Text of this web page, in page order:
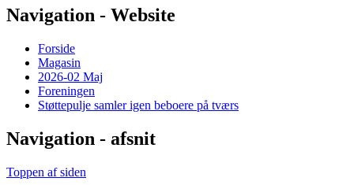
Navigation - Website
Forside
Magasin
2026-02 Maj
Foreningen
Støttepulje samler igen beboere på tværs
Navigation - afsnit
Toppen af siden